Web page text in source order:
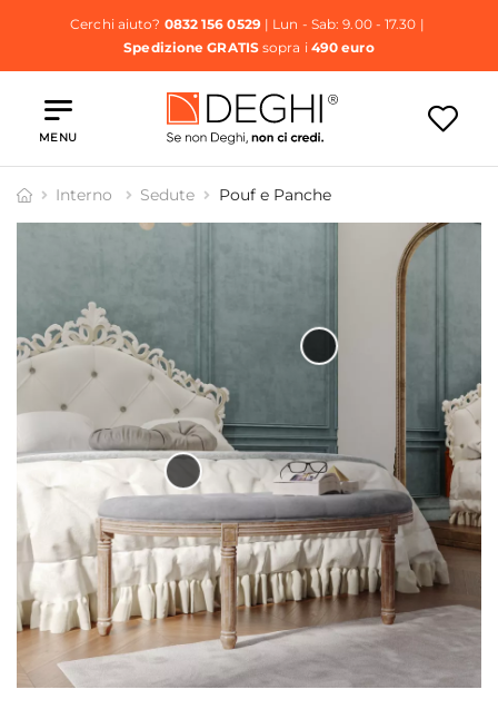
Cerchi aiuto? 0832 156 0529| Lun - Sab: 9.00 - 17.30 |
Spedizione GRATISsopra i 490 euro
MENU
Interno Sedute Pouf e Panche